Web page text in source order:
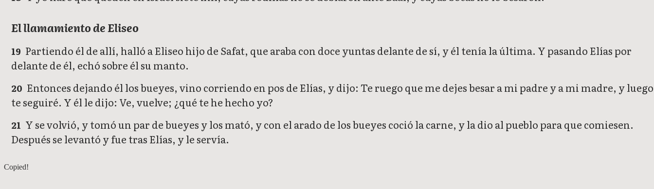
El llamamiento de Eliseo
19 Partiendo él de allí, halló a Eliseo hijo de Safat, que araba con doce yuntas delante de sí, y él tenía la última. Y pasando Elías por
delante de él, echó sobre él su manto.
20 Entonces dejando él los bueyes, vino corriendo en pos de Elías, y dijo: Te ruego que me dejes besar a mi padre y a mi madre, y luego
te seguiré. Y él le dijo: Ve, vuelve; ¿qué te he hecho yo?
21 Y se volvió, y tomó un par de bueyes y los mató, y con el arado de los bueyes coció la carne, y la dio al pueblo para que comiesen.
Después se levantó y fue tras Elías, y le servía.
1 Reyes 18
Copied!